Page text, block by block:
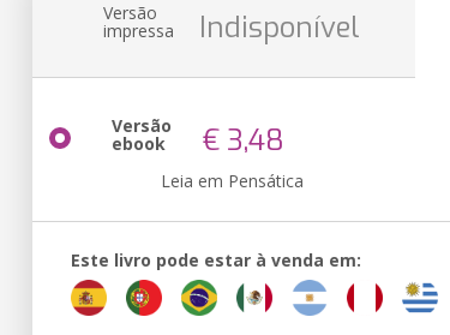
Versão
impressa Indisponível
Versão
ebook € 3,48
Leia em Pensática
Este livro pode estar à venda em: